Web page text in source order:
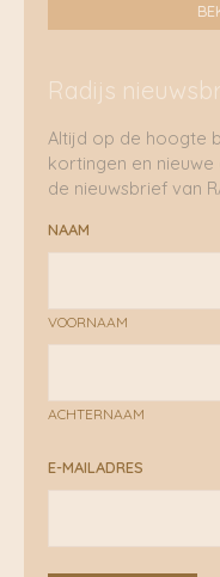
Radijs
Altijd op de hoogte
kortingen en
de nieuwsbrief van
NAAM
VOORNAAM
ACHTERNAAM
E-MAILADRES